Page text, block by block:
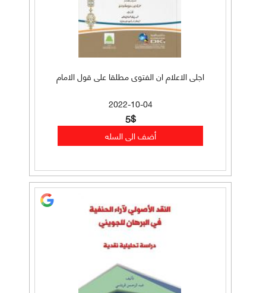
اجلى الاعلام ان الفتوى مطلقا على قول الامام
2022-10-04
5$